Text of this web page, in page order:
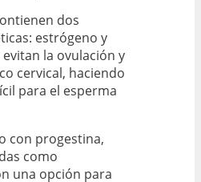
dos
estrógeno y
la ovulación y
cervical, haciendo
para el esperma
con progestina,
como
una opción para